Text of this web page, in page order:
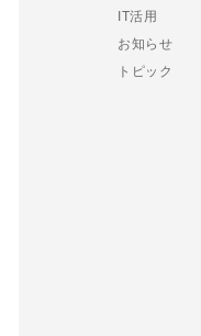
IT活用
お知らせ
トピック